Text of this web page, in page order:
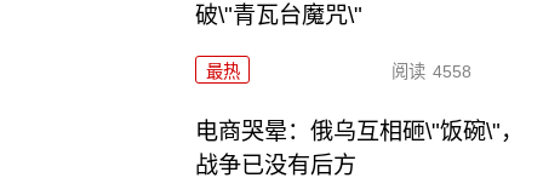
破\"青瓦台魔咒\"
最热 阅读 4558
电商哭晕：俄乌互相砸\"饭碗\"，
战争已没有后方